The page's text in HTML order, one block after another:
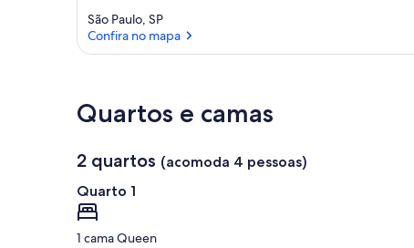
São Paulo, SP
Confira no mapa
Quartos e camas
2 quartos (acomoda 4 pessoas)
Quarto 1
1 cama Queen